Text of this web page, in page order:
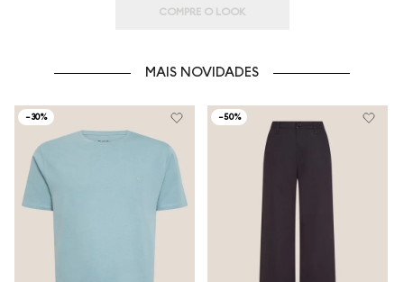
COMPRE O LOOK
MAIS NOVIDADES
-30% -50%